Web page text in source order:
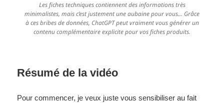
Les fiches techniques contiennent des informations très
minimalistes, mais c’est justement une aubaine pour vous… Grâce
à ces bribes de données, ChatGPT peut vraiment vous générer un
contenu complémentaire explicite pour vos fiches produits.
Résumé de la vidéo
Pour commencer, je veux juste vous sensibiliser au fait